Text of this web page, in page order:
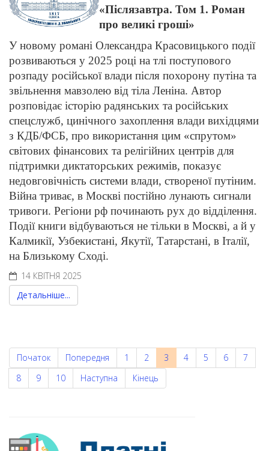
«Післязавтра. Том 1. Роман
про великі гроші»
У новому романі Олександра Красовицького події
розвиваються у 2025 році на тлі поступового
розпаду російської влади після похорону путіна та
звільнення мавзолею від тіла Леніна. Автор
розповідає історію радянських та російських
спецслужб, цинічного захоплення влади вихідцями
з КДБ/ФСБ, про використання цим «спрутом»
світових фінансових та релігійних центрів для
підтримки диктаторських режимів, показує
недовговічність системи влади, створеної путіним.
Війна триває, в Москві постійно лунають сигнали
тривоги. Регіони рф починають рух до відділення.
Події книги відбуваються не тільки в Москві, а й у
Калмикії, Узбекистані, Якутії, Татарстані, в Італії,
на Близькому Сході.
14 КВІТНЯ 2025
Детальніше...
Початок Попередня 1 2 3 4 5 6
7
8
9 10 Наступна Кінець